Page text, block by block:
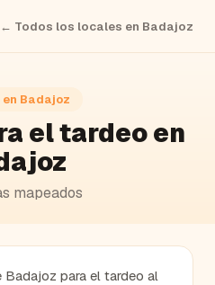
← Todos los locales en Badajoz
Badajoz
el tardeo en
mapeados
Badajoz para el tardeo al